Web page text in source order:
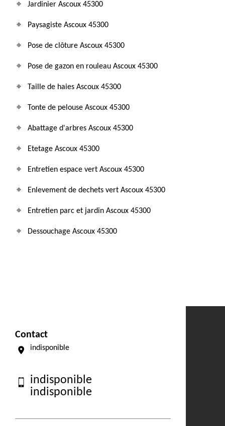
Jardinier Ascoux 45300
Paysagiste Ascoux 45300
Pose de clôture Ascoux 45300
Pose de gazon en rouleau Ascoux 45300
Taille de haies Ascoux 45300
Tonte de pelouse Ascoux 45300
Abattage d'arbres Ascoux 45300
Etetage Ascoux 45300
Entretien espace vert Ascoux 45300
Enlevement de dechets vert Ascoux 45300
Entretien parc et jardin Ascoux 45300
Dessouchage Ascoux 45300
Contact
indisponible
indisponible
indisponible